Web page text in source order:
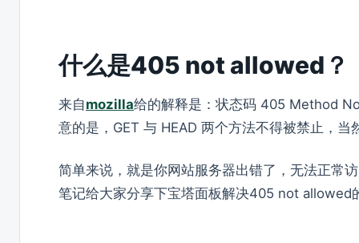
什么是405 not allowed？
来自mozilla给的解释是：状态码 405 Method
意的是，GET 与 HEAD 两个方法不得被禁止，
简单来说，就是你网站服务器出错了，无法正常
笔记给大家分享下宝塔面板解决405 not allowed